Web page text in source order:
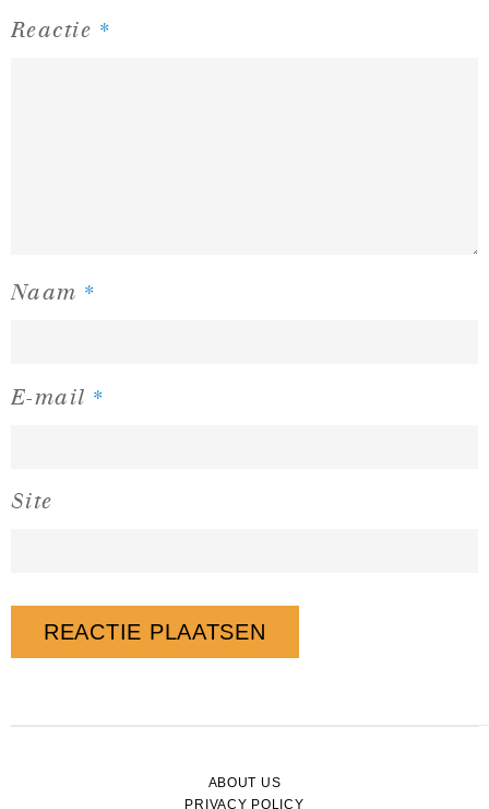
Reactie *
Naam *
E-mail *
Site
ABOUT US
PRIVACY POLICY